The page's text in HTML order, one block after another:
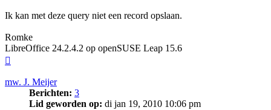
Ik kan met deze query niet een record opslaan.
Romke
LibreOffice 24.2.4.2 op openSUSE Leap 15.6
mw. J. Meijer
Berichten: 3
Lid geworden op: di jan 19, 2010 10:06 pm